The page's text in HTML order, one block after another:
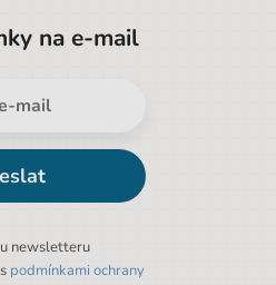
na e-mail
newsletteru
podmínkami ochrany